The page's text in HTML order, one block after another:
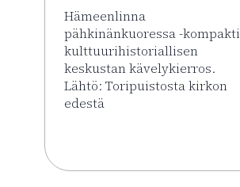
Hämeenlinna
pähkinänkuoressa -kompakti
kulttuurihistoriallisen
keskustan kävelykierros.
Lähtö: Toripuistosta kirkon
edestä